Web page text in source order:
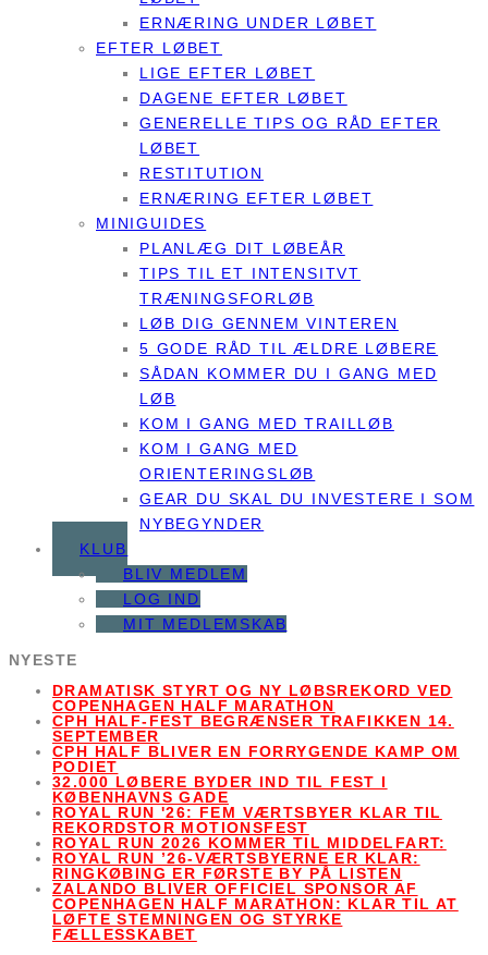
ERNÆRING UNDER LØBET
EFTER LØBET
LIGE EFTER LØBET
DAGENE EFTER LØBET
GENERELLE TIPS OG RÅD EFTER
LØBET
RESTITUTION
ERNÆRING EFTER LØBET
MINIGUIDES
PLANLÆG DIT LØBEÅR
TIPS TIL ET INTENSITVT
TRÆNINGSFORLØB
LØB DIG GENNEM VINTEREN
5 GODE RÅD TIL ÆLDRE LØBERE
SÅDAN KOMMER DU I GANG MED
LØB
KOM I GANG MED TRAILLØB
KOM I GANG MED
ORIENTERINGSLØB
GEAR DU SKAL DU INVESTERE I SOM
NYBEGYNDER
KLUB
BLIV MEDLEM
LOG IND
MIT MEDLEMSKAB
NYESTE
DRAMATISK STYRT OG NY LØBSREKORD VED
COPENHAGEN HALF MARATHON
CPH HALF-FEST BEGRÆNSER TRAFIKKEN 14.
SEPTEMBER
CPH HALF BLIVER EN FORRYGENDE KAMP OM
PODIET
32.000 LØBERE BYDER IND TIL FEST I
KØBENHAVNS GADE
ROYAL RUN '26: FEM VÆRTSBYER KLAR TIL
REKORDSTOR MOTIONSFEST
ROYAL RUN 2026 KOMMER TIL MIDDELFART:
ROYAL RUN ’26-VÆRTSBYERNE ER KLAR:
RINGKØBING ER FØRSTE BY PÅ LISTEN
ZALANDO BLIVER OFFICIEL SPONSOR AF
COPENHAGEN HALF MARATHON: KLAR TIL AT
LØFTE STEMNINGEN OG STYRKE
FÆLLESSKABET